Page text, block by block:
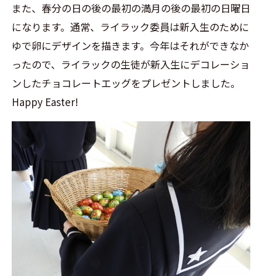
また、春分の日の後の最初の満月の後の最初の日曜日
になります。通常、ライラック委員は新入生のために
ゆで卵にデザインを描きます。今年はそれができなか
ったので、ライラックの生徒が新入生にデコレーショ
ンしたチョコレートエッグをプレゼントしました。
Happy Easter!